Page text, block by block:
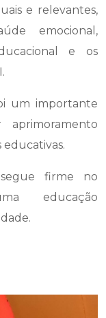
e relevantes,
emocional,
e os
um importante
educativas.
firme no
educação